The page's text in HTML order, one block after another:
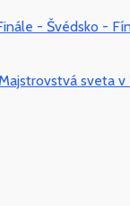
- Švédsko -
sveta v